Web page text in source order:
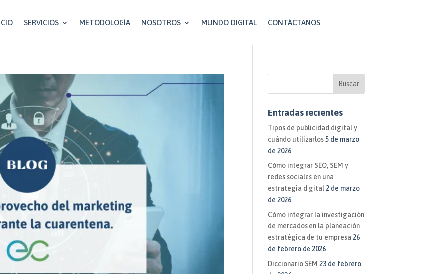
SERVICIOS METODOLOGÍA NOSOTROS MUNDO DIGITAL CONTÁCTANOS
Entradas recientes
Tipos de publicidad digital y
cuándo utilizarlos5 de marzo
de 2026
Cómo integrar SEO, SEM y
redes sociales en una
estrategia digital2 de marzo
de 2026
Cómo integrar la investigación
de mercados en la planeación
estratégica de tu empresa 26
de febrero de 2026
Diccionario SEM 23 de febrero